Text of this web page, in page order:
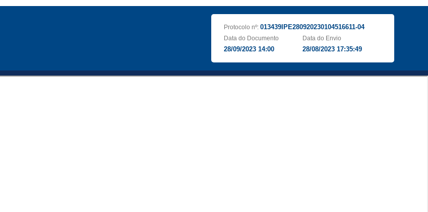
Protocolo nº: 013439IPE280920230104516611-04
Data do Documento
28/09/2023 14:00
Data do Envio
28/08/2023 17:35:49